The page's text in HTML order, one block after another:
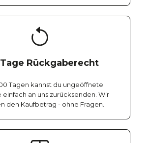
Rückgaberecht
Tagen kannst du ungeöffnete
einfach an uns zurücksenden. Wir
den Kaufbetrag - ohne Fragen.